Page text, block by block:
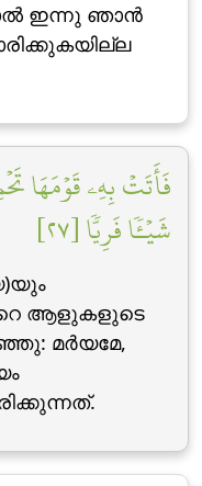
ഇന്നു ഞാന്‍
فَأَتَتۡ بِهِۦ قَوۡمَهَا
شَيۡـٔٗا فَرِيّٗا [٢٧]
ആളുകളുടെ
മര്‍യമേ,